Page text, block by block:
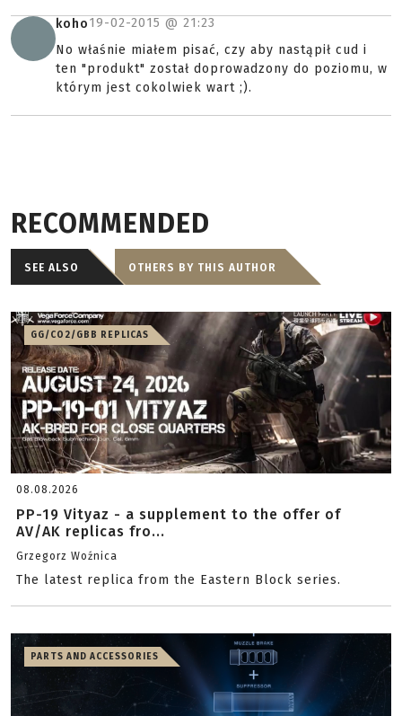
koho19-02-2015 @ 21:23
No właśnie miałem pisać, czy aby nastąpił cud i
ten "produkt" został doprowadzony do poziomu, w
którym jest cokolwiek wart ;).
RECOMMENDED
SEE ALSO OTHERS BY THIS AUTHOR
GG/CO2/GBB REPLICAS
08.08.2026
PP-19 Vityaz - a supplement to the offer of
AV/AK replicas fro...
Grzegorz Woźnica
The latest replica from the Eastern Block series.
PARTS AND ACCESSORIES